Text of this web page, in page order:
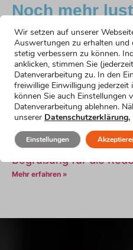
Noch mehr
Humorvoller Einstieg
Mehr erfahren »
Emotionaler Einstieg
Mehr erfahren »
Einstieg für nervöse
Mehr erfahren »
Einstieg für kurze
Mehr erfahren »
Begrüßung für die
Mehr erfahren »
Wir setzen auf unserer
Auswertungen zu erhalten und
stetig verbessern zu können.
anklicken, stimmen Sie
Datenverarbeitung zu. In den
freiwillige Einwilligung jederzeit
können Sie auch Einstellungen
Datenverarbeitung ablehnen.
unserer Datenschutzerklärung.
Einstellungen